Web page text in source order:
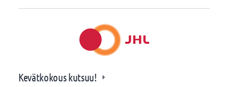
Kevätkokous kutsuu!